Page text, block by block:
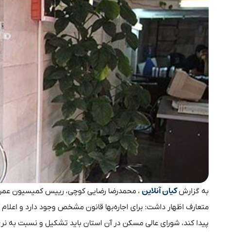
به گزارشکیان آنلاین ، محمدرضا رضایی کوچی، رییس کمیسیون
متعارف اظهار داشت: برای اجاره‌بها قانون مشخص وجود دارد و
پیدا کند، شورای عالی مسکن در آن استان باید تشکیل و نسبت به